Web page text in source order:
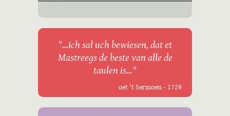
"...ich sal uch bewiesen, dat et
Mastreegs de beste van alle de
taulen is..."
oet 't Sermoen - 1729